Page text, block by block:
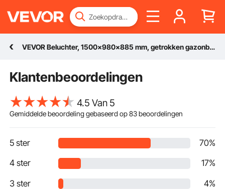
VEVOR Beluchter, 1500x980x885 mm, getrokken gazonbeluchter met universele koppeling, zitmaaier met wisselende ijzeren spikes, gazonbeluchter voor tuinen, gazons en boerderijen
Klantenbeoordelingen
4.5 Van 5
Gemiddelde beoordeling gebaseerd op83beoordelingen
5 ster 70%
4 ster 17%
3 ster 4%